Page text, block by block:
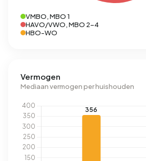
VMBO, MBO 1
HAVO/VWO, MBO 2-4
HBO-WO
Vermogen
Mediaan vermogen per huishouden